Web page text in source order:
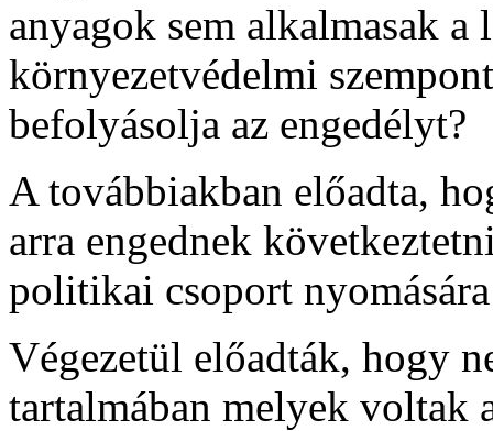
anyagok sem alkalmasak a
környezetvédelmi
befolyásolja az engedélyt?
A továbbiakban előadta,
arra engednek
politikai csoport
Végezetül előadták, hogy
tartalmában melyek voltak